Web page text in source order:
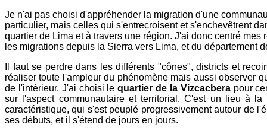
Je n'ai pas choisi d'appréhender la migration d'une
particulier, mais celles qui s'entrecroisent et s'enchevêtrent
quartier de Lima et à travers une région. J'ai donc centré mes
les migrations depuis la Sierra vers Lima, et du département
Il faut se perdre dans les différents "cônes", districts et
réaliser toute l'ampleur du phénomène mais aussi observer
de l'intérieur. J'ai choisi lequartier de la Vizcacbera pour
sur l'aspect communautaire et territorial. C'est un lieu à la
caractéristique, qui s'est peuplé progressivement autour de
ses débuts, et il s'étend de jours en jours.